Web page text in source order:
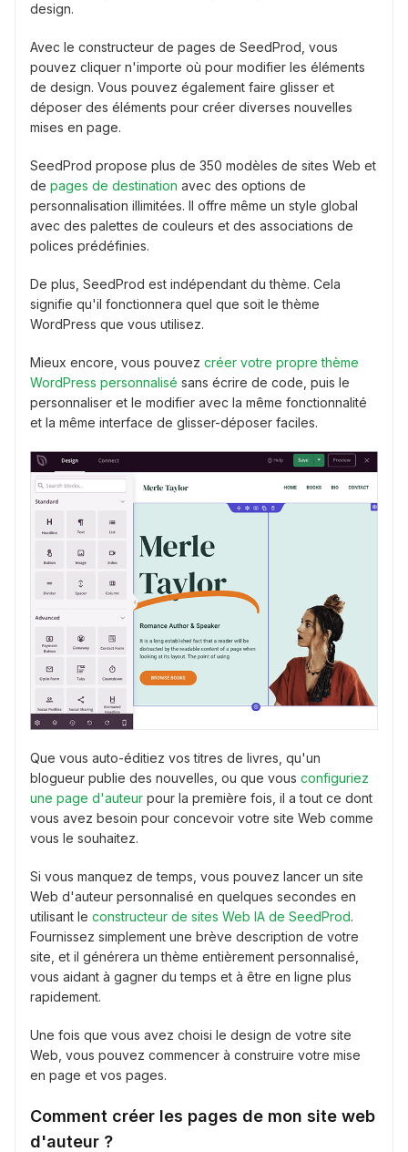
design.
Avec le constructeur de pages de SeedProd, vous
pouvez cliquer n'importe où pour modifier les éléments
de design. Vous pouvez également faire glisser et
déposer des éléments pour créer diverses nouvelles
mises en page.
SeedProd propose plus de 350 modèles de sites Web et
de pages de destination avec des options de
personnalisation illimitées. Il offre même un style global
avec des palettes de couleurs et des associations de
polices prédéfinies.
De plus, SeedProd est indépendant du thème. Cela
signifie qu'il fonctionnera quel que soit le thème
WordPress que vous utilisez.
Mieux encore, vous pouvez créer votre propre thème
WordPress personnalisé sans écrire de code, puis le
personnaliser et le modifier avec la même fonctionnalité
et la même interface de glisser-déposer faciles.
Que vous auto-éditiez vos titres de livres, qu'un
blogueur publie des nouvelles, ou que vous configuriez
une page d'auteur pour la première fois, il a tout ce dont
vous avez besoin pour concevoir votre site Web comme
vous le souhaitez.
Si vous manquez de temps, vous pouvez lancer un site
Web d'auteur personnalisé en quelques secondes en
utilisant le constructeur de sites Web IA de SeedProd.
Fournissez simplement une brève description de votre
site, et il générera un thème entièrement personnalisé,
vous aidant à gagner du temps et à être en ligne plus
rapidement.
Une fois que vous avez choisi le design de votre site
Web, vous pouvez commencer à construire votre mise
en page et vos pages.
Comment créer les pages de mon site web
d'auteur ?